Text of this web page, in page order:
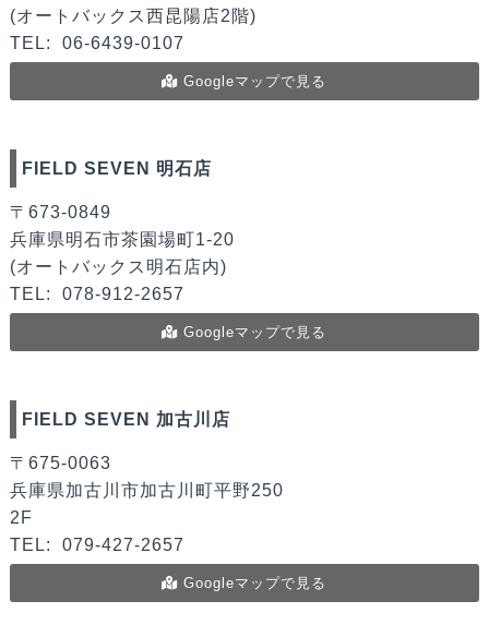
(オートバックス西昆陽店2階)
TEL:
06-6439-0107
Googleマップで見る
FIELD SEVEN 明石店
〒673-0849
兵庫県明石市茶園場町1-20
(オートバックス明石店内)
TEL:
078-912-2657
Googleマップで見る
FIELD SEVEN 加古川店
〒675-0063
兵庫県加古川市加古川町平野250
2F
TEL:
079-427-2657
Googleマップで見る